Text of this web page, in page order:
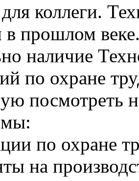
коллеги.
в прошлом
наличие
по охране
посмотреть
по охране
на